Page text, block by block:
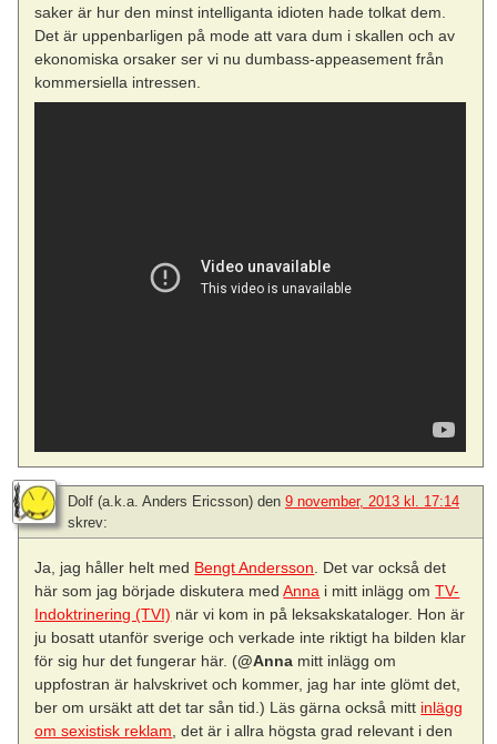
saker är hur den minst intelliganta idioten hade tolkat dem.
Det är uppenbarligen på mode att vara dum i skallen och av
ekonomiska orsaker ser vi nu dumbass-appeasement från
kommersiella intressen.
Dolf (a.k.a. Anders Ericsson) den 9 november, 2013 kl. 17:14
skrev:
Ja, jag håller helt med Bengt Andersson . Det var också det
här som jag började diskutera medAnna i mitt inlägg omTV-
Indoktrinering (TVI) när vi kom in på leksakskataloger. Hon är
ju bosatt utanför sverige och verkade inte riktigt ha bilden klar
för sig hur det fungerar här. (@Anna mitt inlägg om
uppfostran är halvskrivet och kommer, jag har inte glömt det,
ber om ursäkt att det tar sån tid.) Läs gärna också mitt inlägg
om sexistisk reklam , det är i allra högsta grad relevant i den